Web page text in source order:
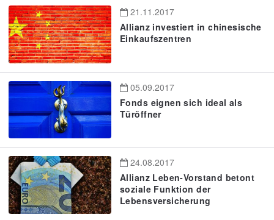
21.11.2017
Allianz investiert in chinesische
Einkaufszentren
05.09.2017
Fonds eignen sich ideal als
Türöffner
24.08.2017
Allianz Leben-Vorstand betont
soziale Funktion der
Lebensversicherung